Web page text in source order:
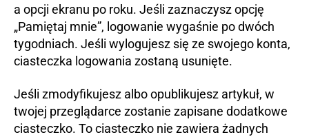
a opcji ekranu po roku. Jeśli zaznaczysz opcję
„Pamiętaj mnie”, logowanie wygaśnie po dwóch
tygodniach. Jeśli wylogujesz się ze swojego konta,
ciasteczka logowania zostaną usunięte.
Jeśli zmodyfikujesz albo opublikujesz artykuł, w
twojej przeglądarce zostanie zapisane dodatkowe
ciasteczko. To ciasteczko nie zawiera żadnych